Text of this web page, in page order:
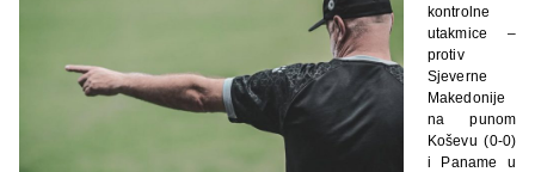
kontrolne
utakmice –
protiv
Sjeverne
Makedonije
na punom
Koševu (0-0)
i Paname u